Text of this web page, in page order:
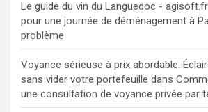
Le guide du vin du Languedoc - agisoft.fr
pour une journée de déménagement à
problème
Voyance sérieuse à prix abordable:
sans vider votre portefeuille dans
une consultation de voyance privée par